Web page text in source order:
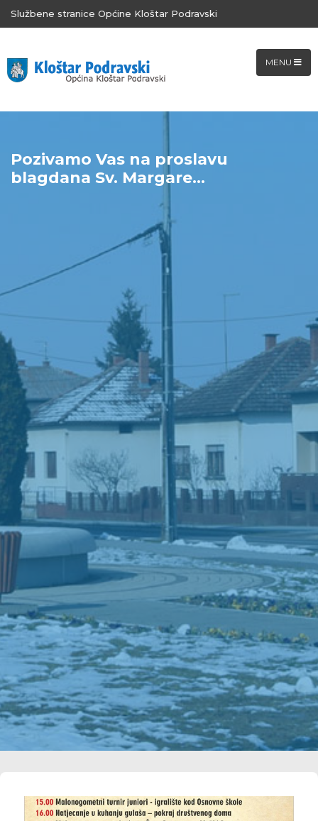
Službene stranice Općine Kloštar Podravski
MENU
Pozivamo Vas na proslavu
blagdana Sv. Margare...